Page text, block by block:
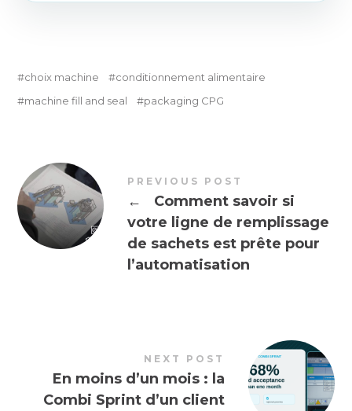
choix machine
conditionnement alimentaire
machine fill and seal
packaging CPG
PREVIOUS POST
←
Comment savoir si
votre ligne de remplissage
de sachets est prête pour
l’automatisation
NEXT POST
En moins d’un mois : la
Combi Sprint d’un client